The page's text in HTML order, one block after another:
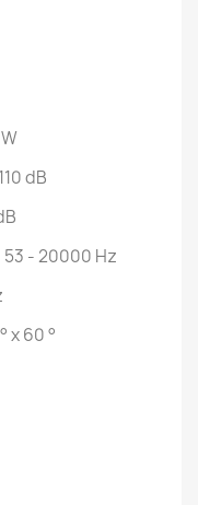
dB
- 20000 Hz
x 60 °